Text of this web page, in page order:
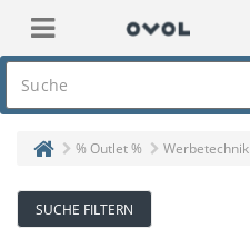
% Outlet % Werbetechnik
SUCHE FILTERN